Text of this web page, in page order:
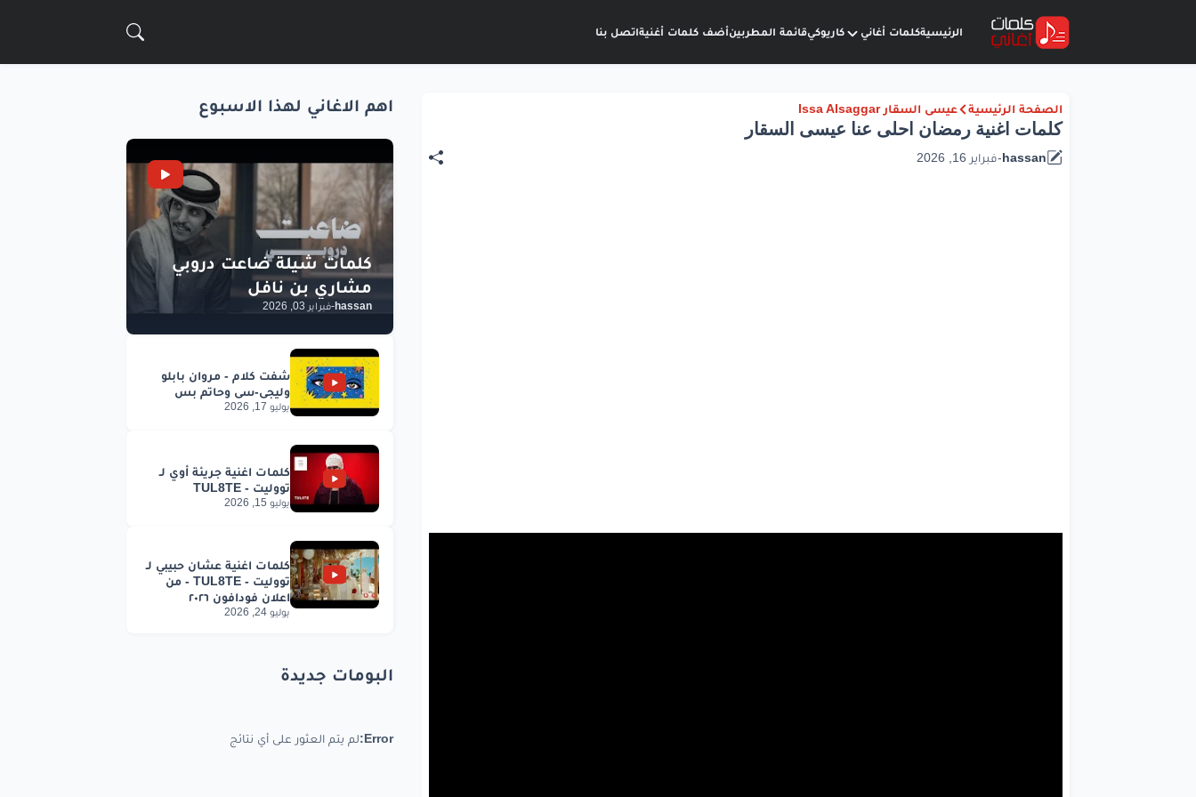
الرئيسيةكلمات أغاني كاريوكيقائمة المطربينأضف كلمات أغنيةاتصل بنا
الصفحة الرئيسية عيسى السقار Issa Alsaggar
كلمات اغنية رمضان احلى عنا عيسى السقار
hassan
-فبراير 16, 2026
اهم الاغاني لهذا الاسبوع
hassan
-فبراير 03, 2026
يوليو 17, 2026
يوليو 15, 2026
يوليو 24, 2026
البومات جديدة
Error: لم يتم العثور على أي نتائج